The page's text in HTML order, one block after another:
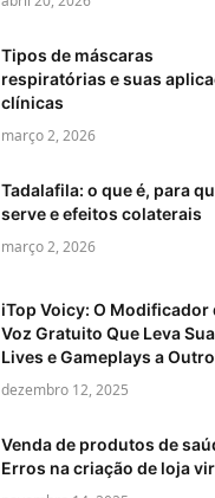
Tipos de máscaras
respiratórias e suas
clínicas
março 2, 2026
Tadalafila: o que é, para
serve e efeitos colaterais
março 2, 2026
iTop Voicy: O Modificador
Voz Gratuito Que Leva
Lives e Gameplays a
dezembro 12, 2025
Venda de produtos de
Erros na criação de loja